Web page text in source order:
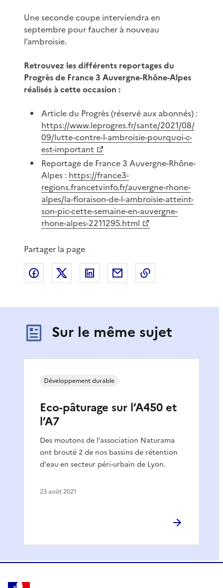
Une seconde coupe interviendra en
septembre pour faucher à nouveau
l’ambroisie.
Retrouvez les différents reportages du
Progrès de France 3 Auvergne-Rhône-Alpes
réalisés à cette occasion :
Article du Progrès (réservé aux abonnés) :
https://www.leprogres.fr/sante/2021/08/
09/lutte-contre-l-ambroisie-pourquoi-c-
est-important
Reportage de France 3 Auvergne-Rhône-
Alpes : https://france3-
regions.francetvinfo.fr/auvergne-rhone-
alpes/la-floraison-de-l-ambroisie-atteint-
son-pic-cette-semaine-en-auvergne-
rhone-alpes-2211295.html
Partager la page
Partager sur Facebook
Partager sur XPartager sur LinkedIn
Partager par email
Sur le même sujet
Eco-pâturage sur l’A450 et
l’A7
Des moutons de l’association Naturama
ont brouté 2 de nos bassins de rétention
d'eau en secteur péri-urbain de Lyon.
Développement durable
23 août 2021